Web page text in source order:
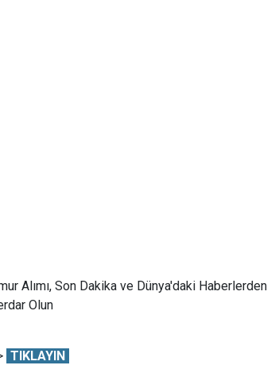
Alımı, Son Dakika ve Dünya'daki Haberlerden
Olun
TIKLAYIN